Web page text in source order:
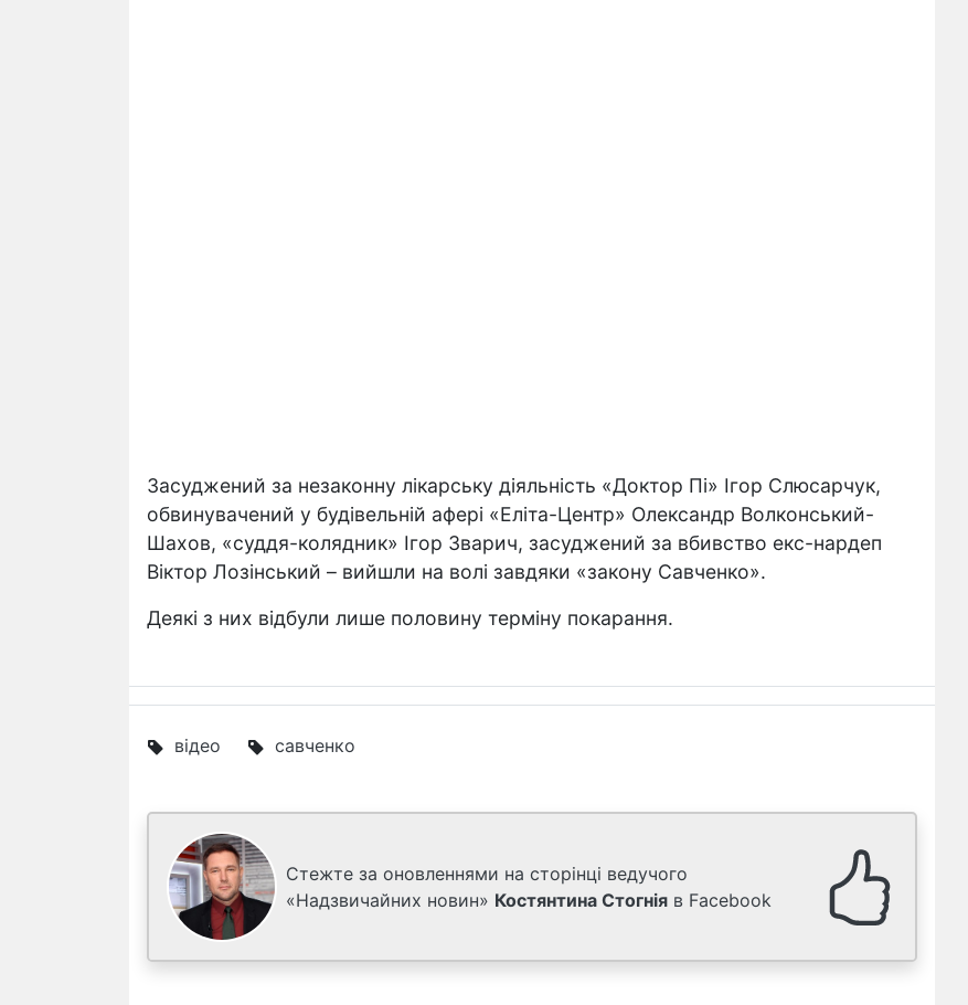
Засуджений за незаконну лікарську діяльність «Доктор Пі» Ігор Слюсарчук,
обвинувачений у будівельній афері «Еліта-Центр» Олександр Волконський-
Шахов, «суддя-колядник» Ігор Зварич, засуджений за вбивство екс-нардеп
Віктор Лозінський – вийшли на волі завдяки «закону Савченко».
Деякі з них відбули лише половину терміну покарання.
відео савченко
Стежте за оновленнями на сторінці ведучого
«Надзвичайних новин» Костянтина Стогнія в Facebook